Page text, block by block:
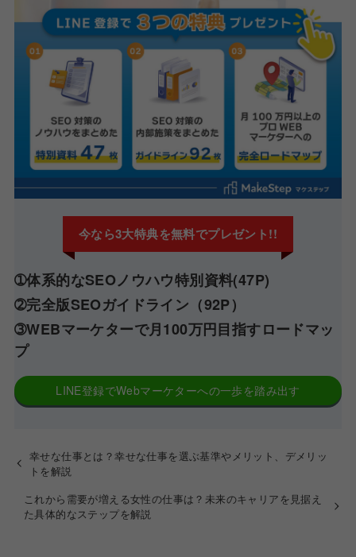
今なら3大特典を無料でプレゼント!!
➀体系的なSEOノウハウ特別資料(47P)
➁完全版SEOガイドライン（92P）
➂WEBマーケターで月100万円目指すロードマッ
プ
LINE登録でWebマーケターへの一歩を踏み出す
幸せな仕事とは？幸せな仕事を選ぶ基準やメリット、デメリッ
トを解説
これから需要が増える女性の仕事は？未来のキャリアを見据え
た具体的なステップを解説